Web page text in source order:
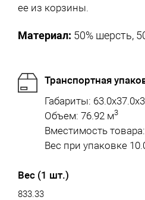
ее из корзины.
Материал: 50% шерсть,
Транспортная
Габариты:
Объем: 76.92 м3
Вместимость
Вес при упаковке
Вес (1 шт.)
833.33